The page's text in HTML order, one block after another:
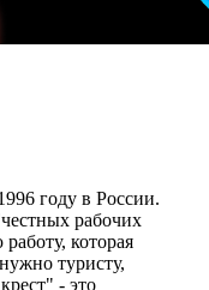
году в России.
рабочих
которая
туристу,
- это